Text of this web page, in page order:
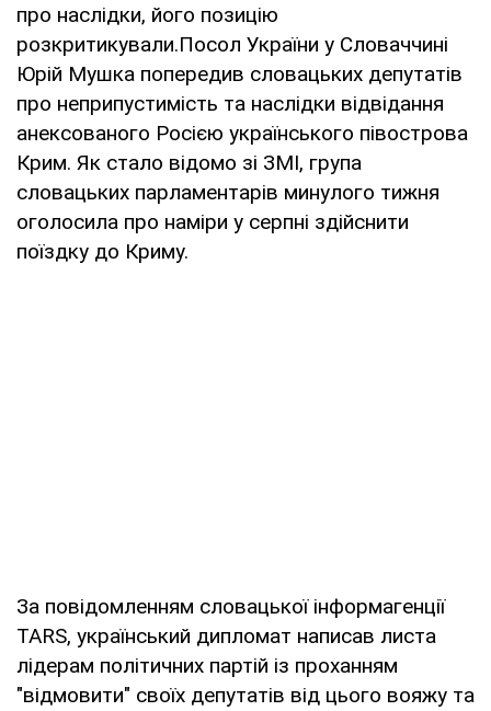
про наслідки, його позицію
розкритикували.Посол України у Словаччині
Юрій Мушка попередив словацьких депутатів
про неприпустимість та наслідки відвідання
анексованого Росією українського півострова
Крим. Як стало відомо зі ЗМІ, група
словацьких парламентарів минулого тижня
оголосила про наміри у серпні здійснити
поїздку до Криму.
За повідомленням словацької інформагенції
TARS, український дипломат написав листа
лідерам політичних партій із проханням
"відмовити" своїх депутатів від цього вояжу та